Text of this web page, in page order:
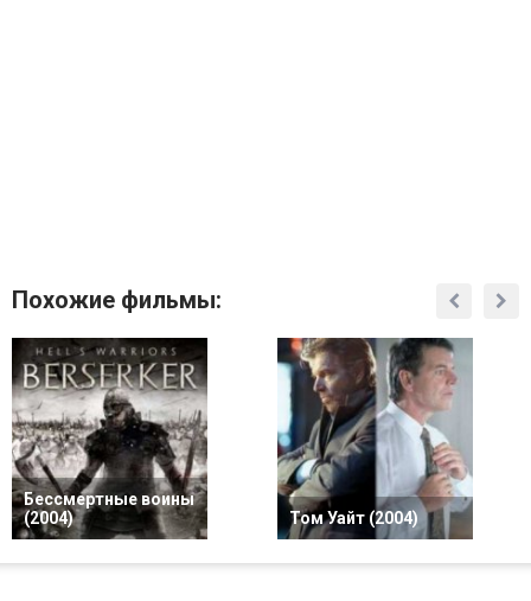
Похожие фильмы:
Бессмертные воины
(2004)
Том Уайт (2004)